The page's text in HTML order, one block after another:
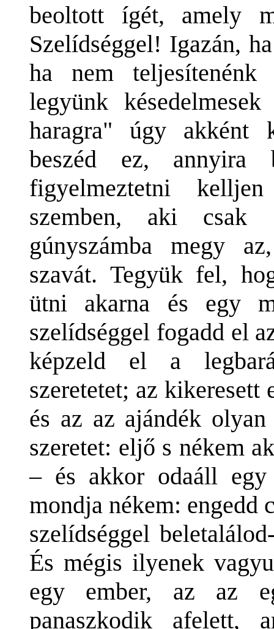
beoltott ígét, amely
Szelídséggel! Igazán,
ha nem
legyünk
haragra" úgy akként
beszéd ez, annyira
figyelmeztetni
szemben, aki csak
gúnyszámba megy
szavát. Tegyük fel,
ütni akarna és egy
szelídséggel fogadd el
képzeld el a
szeretetet; az kikeresett
és az az ajándék
szeretet: eljő s nékem
– és akkor odaáll
mondja nékem: engedd
szelídséggel
És mégis ilyenek
egy ember, az az
panaszkodik afelett,